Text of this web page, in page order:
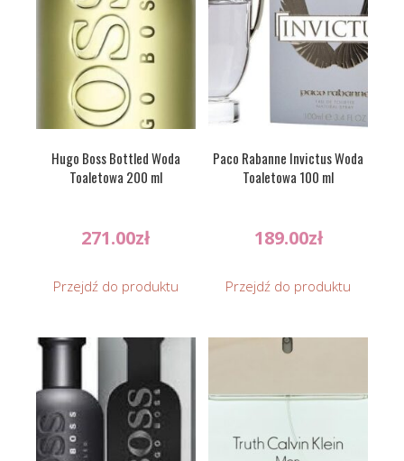
Hugo Boss Bottled Woda
Toaletowa 200 ml
271.00zł
Przejdź do produktu
Paco Rabanne Invictus Woda
Toaletowa 100 ml
189.00zł
Przejdź do produktu